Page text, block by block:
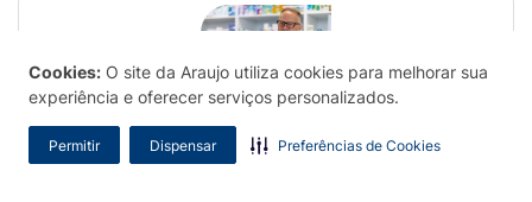
Cookies: O site da Araujo utiliza cookies para melhorar sua
experiência e oferecer serviços personalizados.
Permitir Dispensar Preferências de Cookies
Sentiu falta de alguma bula?
Contribua para o nosso bulário e ajude a comunidade.